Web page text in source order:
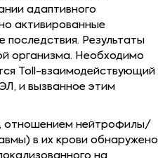
адаптивного
активированные
Результаты
организма. Необходимо
Toll-взаимодействующий
и вызванное этим
отношением нейтрофилы/
в их крови обнаружено
на